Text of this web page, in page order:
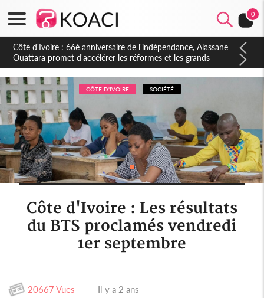
0
CÔTE D'IVOIRE SOCIÉTÉ
Côte d'Ivoire : Les résultats
du BTS proclamés vendredi
1er septembre
20667 Vues Il y a 2 ans